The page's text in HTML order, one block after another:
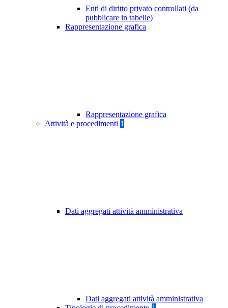
Enti di diritto privato controllati (da
pubblicare in tabelle)
Rappresentazione grafica
Rappresentazione grafica
Attività e procedimenti 1
Dati aggregati attività amministrativa
Dati aggregati attività amministrativa